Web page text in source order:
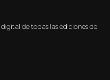
de todas las ediciones de